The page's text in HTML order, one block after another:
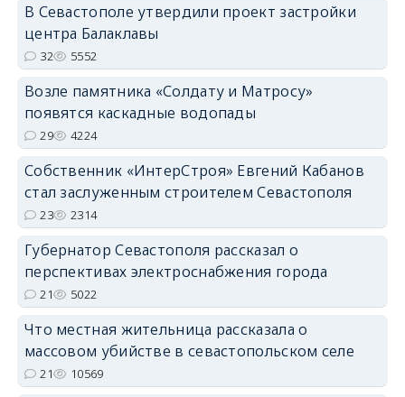
В Севастополе утвердили проект застройки
центра Балаклавы
32 5552
Возле памятника «Солдату и Матросу»
появятся каскадные водопады
29 4224
Собственник «ИнтерСтроя» Евгений Кабанов
стал заслуженным строителем Севастополя
23 2314
Губернатор Севастополя рассказал о
перспективах электроснабжения города
21 5022
Что местная жительница рассказала о
массовом убийстве в севастопольском селе
21 10569